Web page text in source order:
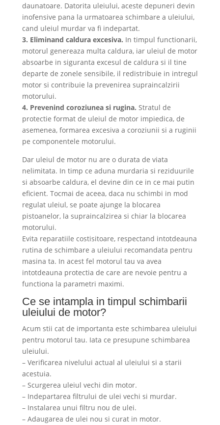
daunatoare. Datorita uleiului, aceste depuneri devin
inofensive pana la urmatoarea schimbare a uleiului,
cand uleiul murdar va fi indepartat.
3. Eliminand caldura excesiva. In timpul functionarii,
motorul genereaza multa caldura, iar uleiul de motor
absoarbe in siguranta excesul de caldura si il tine
departe de zonele sensibile, il redistribuie in intregul
motor si contribuie la prevenirea supraincalzirii
motorului.
4. Prevenind coroziunea si rugina. Stratul de
protectie format de uleiul de motor impiedica, de
asemenea, formarea excesiva a coroziunii si a ruginii
pe componentele motorului.
Dar uleiul de motor nu are o durata de viata
nelimitata. In timp ce aduna murdaria si reziduurile
si absoarbe caldura, el devine din ce in ce mai putin
eficient. Tocmai de aceea, daca nu schimbi in mod
regulat uleiul, se poate ajunge la blocarea
pistoanelor, la supraincalzirea si chiar la blocarea
motorului.
Evita reparatiile costisitoare, respectand intotdeauna
rutina de schimbare a uleiului recomandata pentru
masina ta. In acest fel motorul tau va avea
intotdeauna protectia de care are nevoie pentru a
functiona la parametri maximi.
Ce se intampla in timpul schimbarii
uleiului de motor?
Acum stii cat de importanta este schimbarea uleiului
pentru motorul tau. Iata ce presupune schimbarea
uleiului.
– Verificarea nivelului actual al uleiului si a starii
acestuia.
– Scurgerea uleiul vechi din motor.
– Indepartarea filtrului de ulei vechi si murdar.
– Instalarea unui filtru nou de ulei.
– Adaugarea de ulei nou si curat in motor.